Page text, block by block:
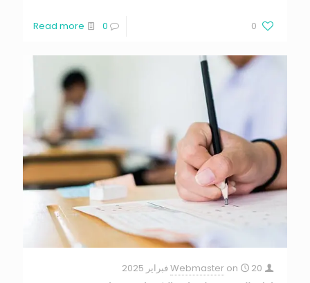
0
0
Read more
Webmaster on
20 فبراير 2025